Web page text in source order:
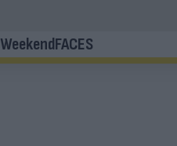
WeekendFACES